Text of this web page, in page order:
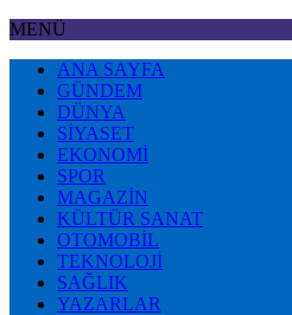
MENÜ
ANA SAYFA
GÜNDEM
DÜNYA
SİYASET
EKONOMİ
SPOR
MAGAZİN
KÜLTÜR SANAT
OTOMOBİL
TEKNOLOJİ
SAĞLIK
YAZARLAR